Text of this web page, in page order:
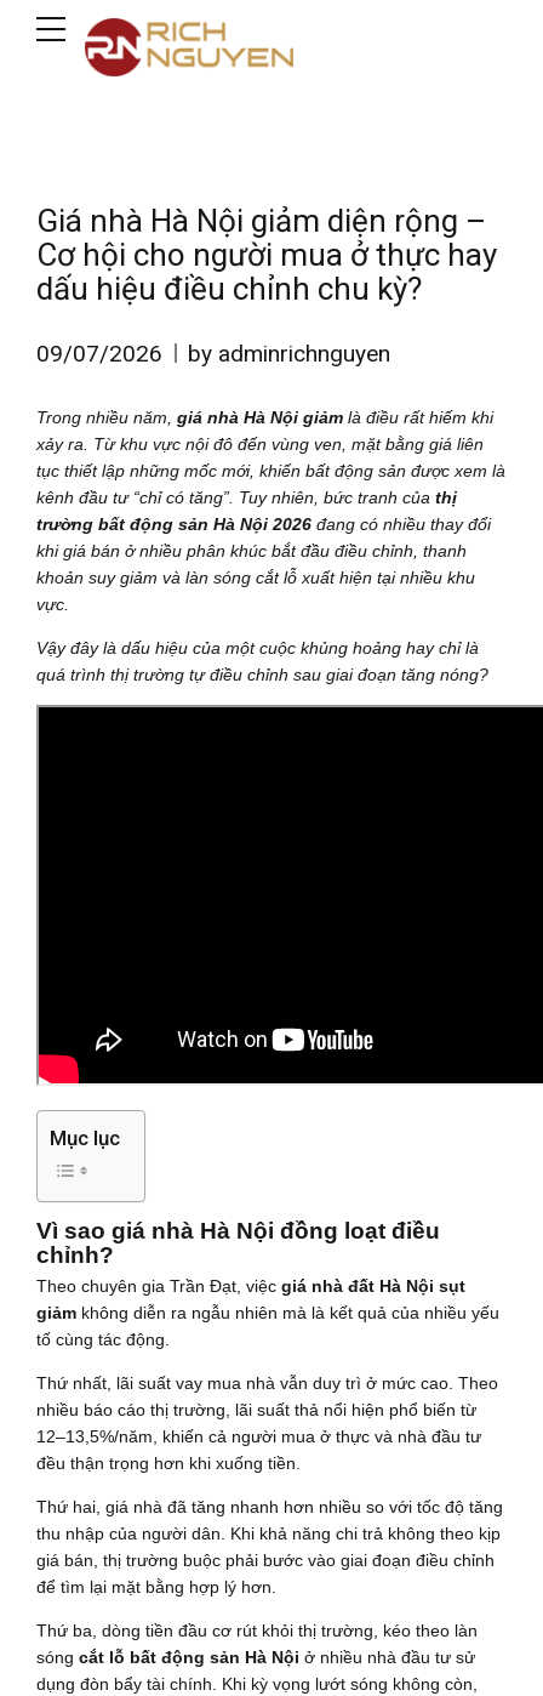
Giá nhà Hà Nội giảm diện rộng –
Cơ hội cho người mua ở thực hay
dấu hiệu điều chỉnh chu kỳ?
09/07/2026 by adminrichnguyen
Trong nhiều năm, giá nhà Hà Nội giảm là điều rất hiếm khi
xảy ra. Từ khu vực nội đô đến vùng ven, mặt bằng giá liên
tục thiết lập những mốc mới, khiến bất động sản được xem là
kênh đầu tư “chỉ có tăng”. Tuy nhiên, bức tranh của thị
trường bất động sản Hà Nội 2026 đang có nhiều thay đổi
khi giá bán ở nhiều phân khúc bắt đầu điều chỉnh, thanh
khoản suy giảm và làn sóng cắt lỗ xuất hiện tại nhiều khu
vực.
Vậy đây là dấu hiệu của một cuộc khủng hoảng hay chỉ là
quá trình thị trường tự điều chỉnh sau giai đoạn tăng nóng?
Mục lục
Vì sao giá nhà Hà Nội đồng loạt điều
chỉnh?
Theo chuyên gia Trần Đạt, việc giá nhà đất Hà Nội sụt
giảm không diễn ra ngẫu nhiên mà là kết quả của nhiều yếu
tố cùng tác động.
Thứ nhất, lãi suất vay mua nhà vẫn duy trì ở mức cao. Theo
nhiều báo cáo thị trường, lãi suất thả nổi hiện phổ biến từ
12–13,5%/năm, khiến cả người mua ở thực và nhà đầu tư
đều thận trọng hơn khi xuống tiền.
Thứ hai, giá nhà đã tăng nhanh hơn nhiều so với tốc độ tăng
thu nhập của người dân. Khi khả năng chi trả không theo kịp
giá bán, thị trường buộc phải bước vào giai đoạn điều chỉnh
để tìm lại mặt bằng hợp lý hơn.
Thứ ba, dòng tiền đầu cơ rút khỏi thị trường, kéo theo làn
sóng cắt lỗ bất động sản Hà Nội ở nhiều nhà đầu tư sử
dụng đòn bẩy tài chính. Khi kỳ vọng lướt sóng không còn,